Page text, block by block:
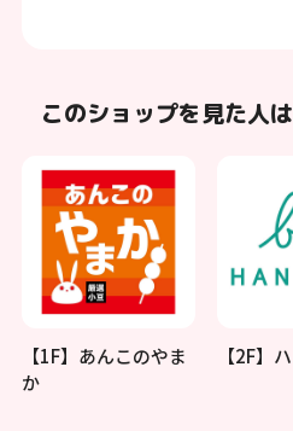
このショップを見た人
【1F】あんこのやま
か
【2F】